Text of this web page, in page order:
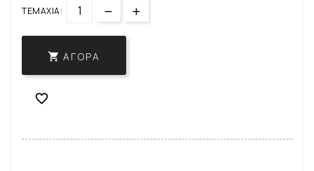
ΤΕΜΆΧΙΑ:
 ΑΓΟΡΆ
